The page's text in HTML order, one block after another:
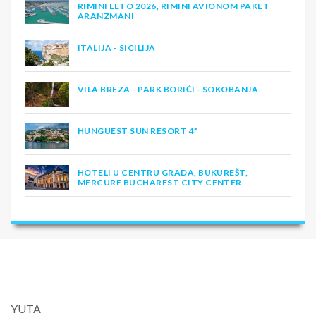
RIMINI LETO 2026, RIMINI AVIONOM PAKET
ARANZMANI
ITALIJA - SICILIJA
VILA BREZA - PARK BORIĆI - SOKOBANJA
HUNGUEST SUN RESORT 4*
HOTELI U CENTRU GRADA, BUKUREŠT,
MERCURE BUCHAREST CITY CENTER
YUTA